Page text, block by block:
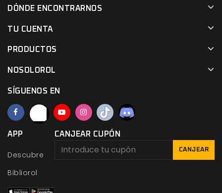
DÓNDE ENCONTRARNOS
TU CUENTA
PRODUCTOS
NOSOLOROL
SÍGUENOS EN
APP
Descubre
Bibliorol
CANJEAR CUPÓN
CANJEAR